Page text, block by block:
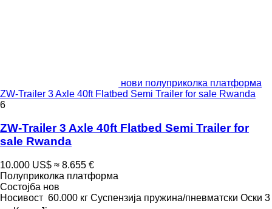
нови полуприколка платформа
ZW-Trailer 3 Axle 40ft Flatbed Semi Trailer for sale Rwanda
6
ZW-Trailer 3 Axle 40ft Flatbed Semi Trailer for
sale Rwanda
10.000 US$ ≈ 8.655 €
Полуприколка платформа
Состојба нов
Носивост 60.000 кг Суспензија пружина/пневматски Оски 3